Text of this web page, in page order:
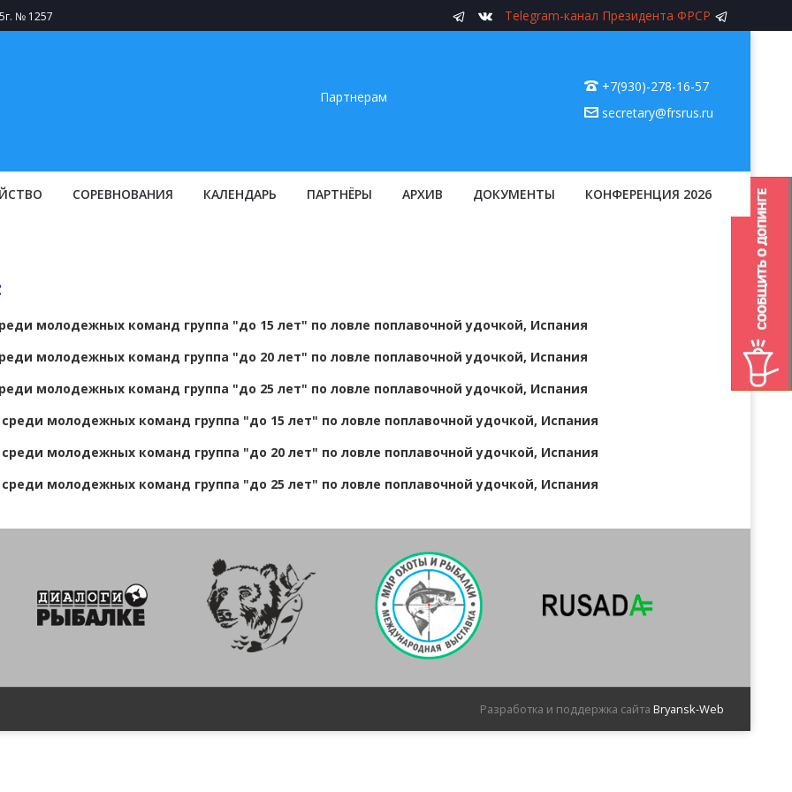
№ 1257 Telegram-канал Президента ФРСР
Партнерам
+7(930)-278-16-57
secretary@frsrus.ru
СОРЕВНОВАНИЯ КАЛЕНДАРЬ ПАРТНЁРЫ АРХИВ ДОКУМЕНТЫ КОНФЕРЕНЦИЯ 2026
молодежных команд группа "до 15 лет" по ловле поплавочной удочкой, Испания
молодежных команд группа "до 20 лет" по ловле поплавочной удочкой, Испания
молодежных команд группа "до 25 лет" по ловле поплавочной удочкой, Испания
молодежных команд группа "до 15 лет" по ловле поплавочной удочкой, Испания
молодежных команд группа "до 20 лет" по ловле поплавочной удочкой, Испания
молодежных команд группа "до 25 лет" по ловле поплавочной удочкой, Испания
Разработка и поддержка сайта Bryansk-Web